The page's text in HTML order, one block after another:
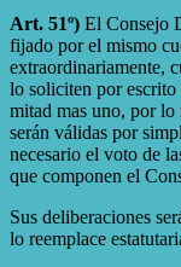
Art. 51º) El Consejo
fijado por el mismo
extraordinariamente,
lo soliciten por escrito
mitad mas uno, por lo
serán válidas por
necesario el voto de
que componen el
Sus deliberaciones
lo reemplace